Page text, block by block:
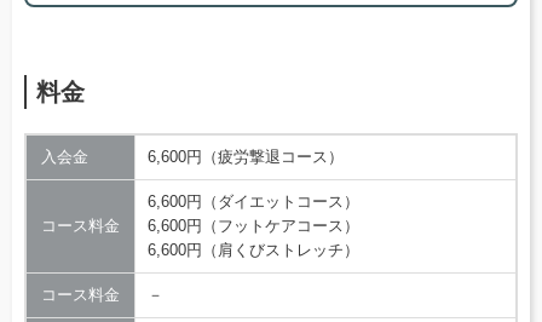
料金
入会金 6,600円（疲労撃退コース）
コース料金
6,600円（ダイエットコース）
6,600円（フットケアコース）
6,600円（肩くびストレッチ）
コース料金 －